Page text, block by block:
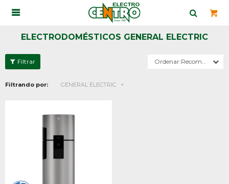

ELECTRODOMÉSTICOS GENERAL ELECTRIC
Recomendados
Filtrando por: GENERAL ELECTRIC